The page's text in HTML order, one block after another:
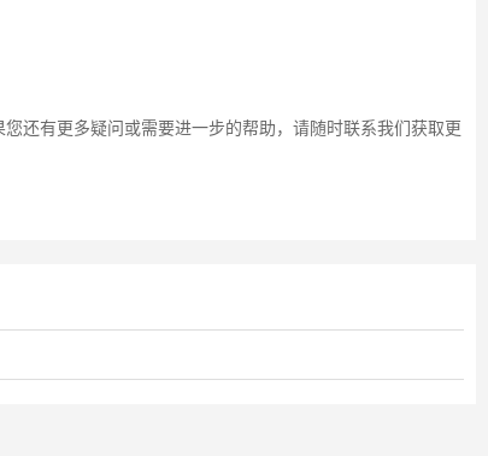
还有更多疑问或需要进一步的帮助，请随时联系我们获取更